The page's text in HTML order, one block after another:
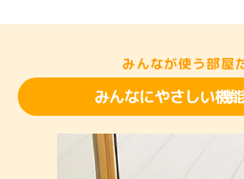
みんなが使う部屋
みんなにやさしい機